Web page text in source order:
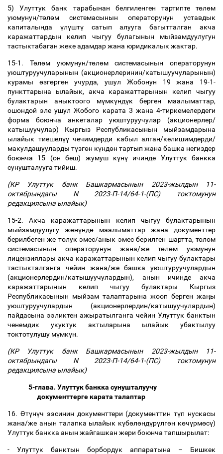
5) Улуттук банк тарабынан белгиленген тартипте төлөм
уюмунун/төлөм системасынын операторунун уставдык
капиталында үлүштүсатып алууга багытталган акча
каражаттардын келип чыгуу булагынын мыйзамдуулугун
тастыктабаган жеке адамдар жана юридикалык жактар.
15-1. Төлөм уюмунун/төлөм системасынын операторунун
уюштуруучуларынын (акционерлеринин/катышуучуларынын)
курамы өзгөргөн учурда, ушул Жобонун 19 жана 19-1-
пункттарына ылайык, акча каражаттарынын келип чыгуу
булактарын аныктоого мүмкүндүк берген маалыматтар,
ошондой эле ушул Жобого карата 3 жана 4-тиркемелердеги
форма боюнча анкеталар уюштуруучулар (акционерлер/
катышуучулар) Кыргыз Республикасынын мыйзамдарына
ылайык тиешелүүчечимдерди кабыл алган/келишимдерди/
макулдашууларды түзгөн күндөн тартып жана башка негиздер
боюнча 15 (он беш) жумуш күнүичинде Улуттук банкка
сунушталууга тийиш.
(КР Улуттук банк Башкармасынын 2023-жылдын 11-
октябрындагы N 2023-П-14/64-1-(ПС) токтомунун
редакциясына ылайык)
15-2. Акча каражаттарынын келип чыгуу булактарынын
мыйзамдуулугу жөнүндө маалыматтар жана документтер
берилбеген же толук эмес/анык эмес берилген шартта, төлөм
системасынын операторунун жана/же төлөм уюмунун
лицензиялары акча каражаттарынын келип чыгуу булактары
тастыкталганга чейин жана/же башка уюштуруучулардын
(акционерлердин/катышуучулардын), анын ичинде акча
каражаттарынын келип чыгуу булактары Кыргыз
Республикасынын мыйзам талаптарына жооп берген жаңы
уюштуруучулардын (акционерлердин/катышуучулардын)
пайдасына ээликтен ажыратылганга чейин Улуттук банктын
ченемдик укуктук актыларына ылайык убактылуу
токтотулушу мүмкүн.
(КР Улуттук банк Башкармасынын 2023-жылдын 11-
октябрындагы N 2023-П-14/64-1-(ПС) токтомунун
редакциясына ылайык)
5-глава. Улуттук банкка сунушталуучу
документтерге карата талаптар
16. Өтүнүч ээсинин документтери (документтин түп нускасы
жана/же анын талапка ылайык күбөлөндүрүлгөн көчүрмөсү)
Улуттук банкка анын жайгашкан жери боюнча тапшырылат:
- Улуттук банктын борбордук аппаратына – Бишкек